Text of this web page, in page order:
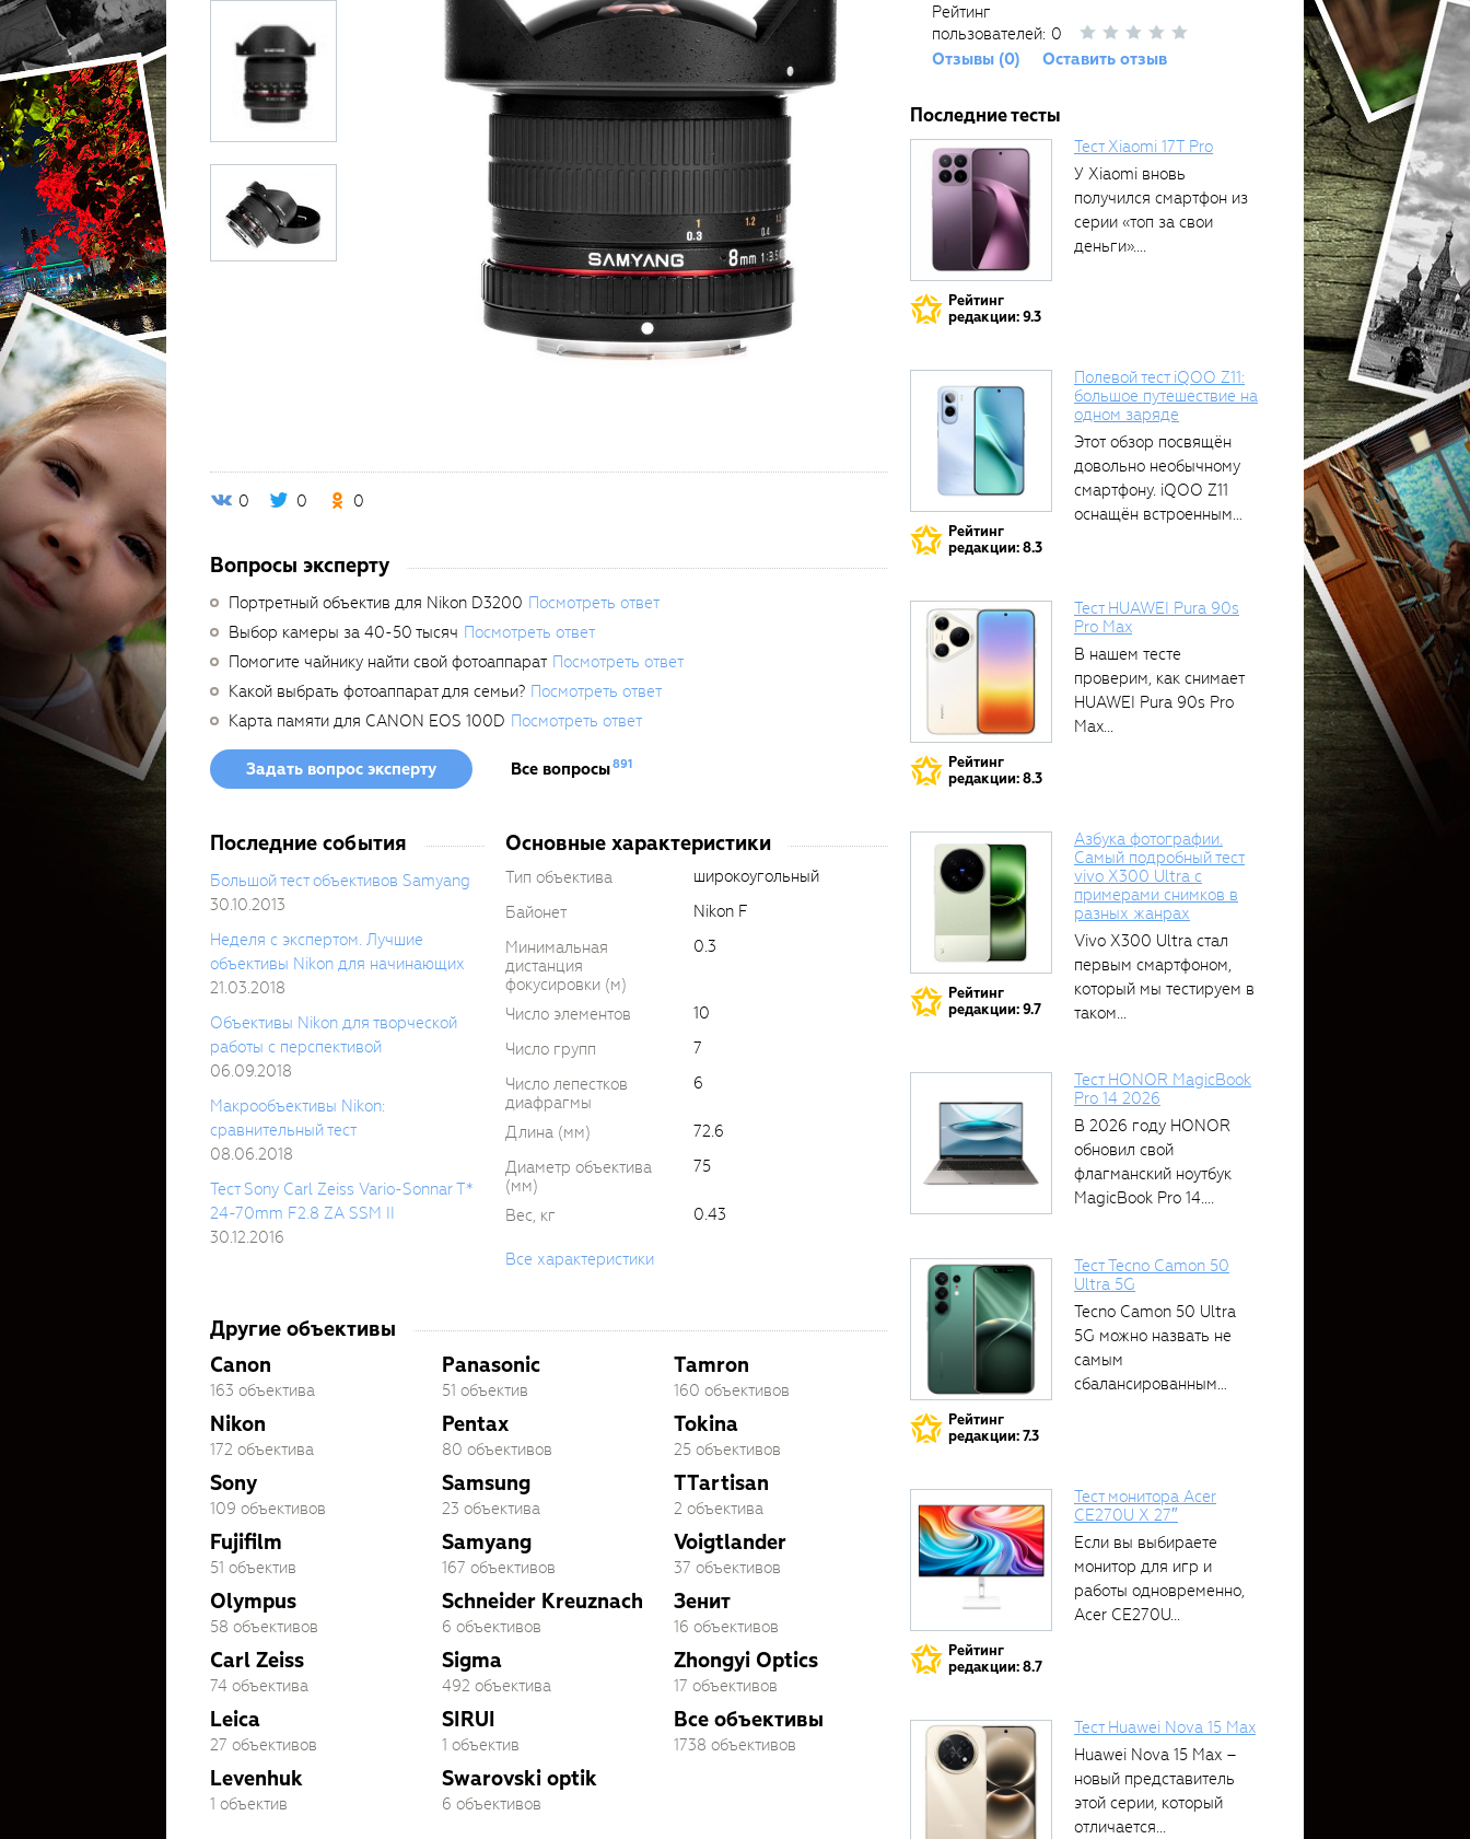
0 0 0
Вопросы эксперту
Портретный объектив для Nikon D3200 Посмотреть ответ
Выбор камеры за 40-50 тысяч Посмотреть ответ
Помогите чайнику найти свой фотоаппарат Посмотреть ответ
Какой выбрать фотоаппарат для семьи? Посмотреть ответ
Карта памяти для CANON EOS 100D Посмотреть ответ
Задать вопрос эксперту Все вопросы891
Последние события
Большой тест объективов Samyang
30.10.2013
Неделя с экспертом. Лучшие
объективы Nikon для начинающих
21.03.2018
Объективы Nikon для творческой
работы с перспективой
06.09.2018
Макрообъективы Nikon:
сравнительный тест
08.06.2018
Тест Sony Carl Zeiss Vario-Sonnar T*
24-70mm F2.8 ZA SSM II
30.12.2016
Основные характеристики
Тип объектива
широкоугольный
Байонет
Nikon F
Минимальная
дистанция
фокусировки (м)
0.3
Число элементов
10
Число групп
7
Число лепестков
диафрагмы
6
Длина (мм)
72.6
Диаметр объектива
(мм)
75
Вес, кг 0.43
Все характеристики
Другие объективы
Canon
163 объектива
Nikon
172 объектива
Sony
109 объективов
Fujifilm
51 объектив
Olympus
58 объективов
Carl Zeiss
74 объектива
Leica
27 объективов
Levenhuk
1 объектив
Panasonic
51 объектив
Pentax
80 объективов
Samsung
23 объектива
Samyang
167 объективов
Schneider Kreuznach
6 объективов
Sigma
492 объектива
SIRUI
1 объектив
Swarovski optik
6 объективов
Tamron
160 объективов
Tokina
25 объективов
TTartisan
2 объектива
Voigtlander
37 объективов
Зенит
16 объективов
Zhongyi Optics
17 объективов
Все объективы
1738 объективов
Рейтинг
пользователей: 0
Отзывы (0)
Оставить отзыв
Последние тесты
Рейтинг
редакции: 9.3
Тест Xiaomi 17T Pro
У Xiaomi вновь
получился смартфон из
серии «топ за свои
деньги»....
Рейтинг
редакции: 8.3
Полевой тест iQOO Z11:
большое путешествие на
одном заряде
Этот обзор посвящён
довольно необычному
смартфону. iQOO Z11
оснащён встроенным
Рейтинг
редакции: 8.3
Тест HUAWEI Pura 90s
Pro Max
В нашем тесте
проверим, как снимает
HUAWEI Pura 90s Pro
Max...
Рейтинг
редакции: 9.7
Азбука фотографии.
Самый подробный тест
vivo X300 Ultra с
примерами снимков в
разных жанрах
Vivo X300 Ultra стал
первым смартфоном,
который мы тестируем в
таком...
Тест HONOR MagicBook
Pro 14 2026
В 2026 году HONOR
обновил свой
флагманский ноутбук
MagicBook Pro 14....
Рейтинг
редакции: 7.3
Тест Tecno Camon 50
Ultra 5G
Tecno Camon 50 Ultra
5G можно назвать не
самым
сбалансированным
Рейтинг
редакции: 8.7
Тест монитора Acer
CE270U X 27″
Если вы выбираете
монитор для игр и
работы одновременно,
Acer CE270U...
Тест Huawei Nova 15 Max
Huawei Nova 15 Max –
новый представитель
этой серии, который
отличается...